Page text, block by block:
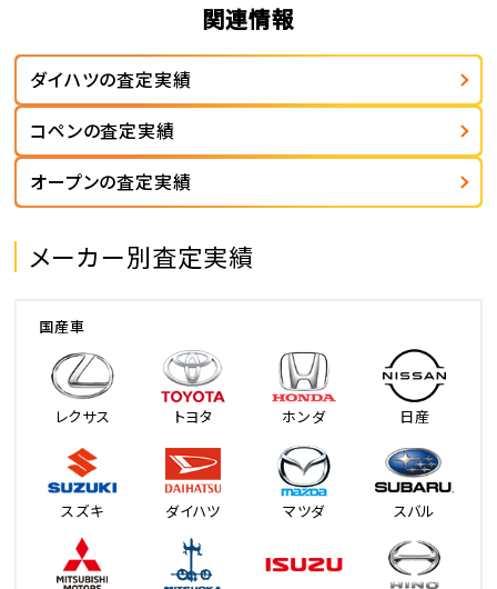
関連情報
ダイハツの査定実績
コペンの査定実績
オープンの査定実績
メーカー別査定実績
国産車
レクサス トヨタ ホンダ 日産
スズキ ダイハツ マツダ スバル